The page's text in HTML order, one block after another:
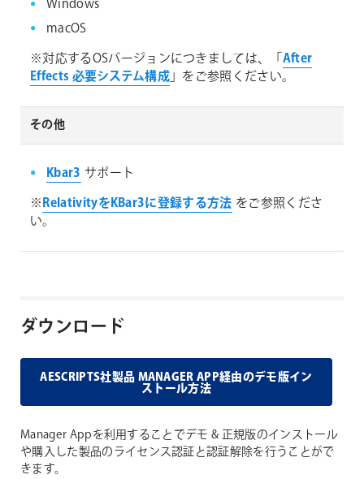
Windows
macOS
※対応するOSバージョンにつきましては、「 After
Effects 必要システム構成」をご参照ください。
その他
Kbar3 サポート
※RelativityをKBar3に登録する方法 をご参照くださ
い。
ダウンロード
AESCRIPTS社製品 MANAGER APP経由のデモ版イン
ストール方法
Manager Appを利用することでデモ & 正規版のインストール
や購入した製品のライセンス認証と認証解除を行うことがで
きます。